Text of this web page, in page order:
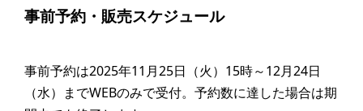
事前予約・販売スケジュール
事前予約は2025年11月25日（火）15時～12月24日
（水）までWEBのみで受付。予約数に達した場合は期